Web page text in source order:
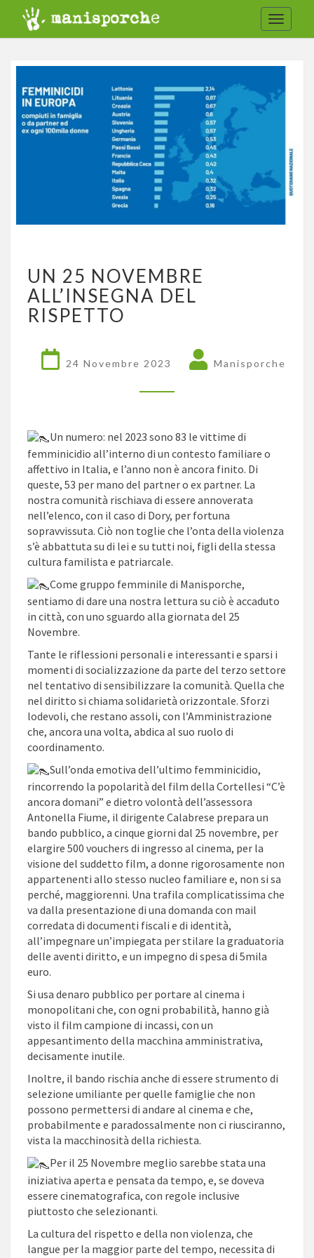
Toggle
25
NOVEMBRE
ALL’INSEGNA
UN 25 NOVEMBRE
ALL’INSEGNA DEL
RISPETTO
24 Novembre 2023 Manisporche
Un numero: nel 2023 sono 83 le vittime di
femminicidio all’interno di un contesto familiare o
affettivo in Italia, e l’anno non è ancora finito. Di
queste, 53 per mano del partner o ex partner. La
nostra comunità rischiava di essere annoverata
nell’elenco, con il caso di Dory, per fortuna
sopravvissuta. Ciò non toglie che l’onta della violenza
s’è abbattuta su di lei e su tutti noi, figli della stessa
cultura familista e patriarcale.
Come gruppo femminile di Manisporche,
sentiamo di dare una nostra lettura su ciò è accaduto
in città, con uno sguardo alla giornata del 25
Novembre.
Tante le riflessioni personali e interessanti e sparsi i
momenti di socializzazione da parte del terzo settore
nel tentativo di sensibilizzare la comunità. Quella che
nel diritto si chiama solidarietà orizzontale. Sforzi
lodevoli, che restano assoli, con l’Amministrazione
che, ancora una volta, abdica al suo ruolo di
coordinamento.
Sull’onda emotiva dell’ultimo femminicidio,
rincorrendo la popolarità del film della Cortellesi “C’è
ancora domani” e dietro volontà dell’assessora
Antonella Fiume, il dirigente Calabrese prepara un
bando pubblico, a cinque giorni dal 25 novembre, per
elargire 500 vouchers di ingresso al cinema, per la
visione del suddetto film, a donne rigorosamente non
appartenenti allo stesso nucleo familiare e, non si sa
perché, maggiorenni. Una trafila complicatissima che
va dalla presentazione di una domanda con mail
corredata di documenti fiscali e di identità,
all’impegnare un’impiegata per stilare la graduatoria
delle aventi diritto, e un impegno di spesa di 5mila
euro.
Si usa denaro pubblico per portare al cinema i
monopolitani che, con ogni probabilità, hanno già
visto il film campione di incassi, con un
appesantimento della macchina amministrativa,
decisamente inutile.
Inoltre, il bando rischia anche di essere strumento di
selezione umiliante per quelle famiglie che non
possono permettersi di andare al cinema e che,
probabilmente e paradossalmente non ci riusciranno,
vista la macchinosità della richiesta.
Per il 25 Novembre meglio sarebbe stata una
iniziativa aperta e pensata da tempo, e, se doveva
essere cinematografica, con regole inclusive
piuttosto che selezionanti.
La cultura del rispetto e della non violenza, che
langue per la maggior parte del tempo, necessita di